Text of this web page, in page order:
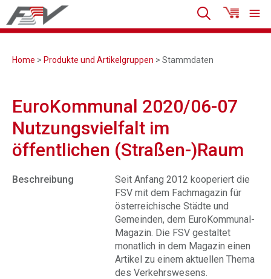
Home > Produkte und Artikelgruppen > Stammdaten
EuroKommunal 2020/06-07
Nutzungsvielfalt im
öffentlichen (Straßen-)Raum
Beschreibung
Seit Anfang 2012 kooperiert die
FSV mit dem Fachmagazin für
österreichische Städte und
Gemeinden, dem EuroKommunal-
Magazin. Die FSV gestaltet
monatlich in dem Magazin einen
Artikel zu einem aktuellen Thema
des Verkehrswesens.